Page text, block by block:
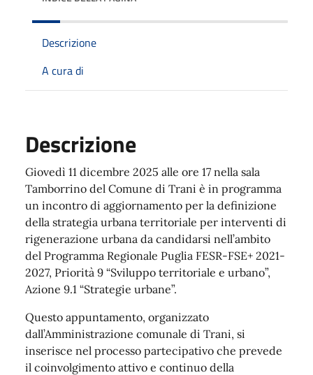
Descrizione
A cura di
Descrizione
Giovedì 11 dicembre 2025 alle ore 17 nella sala
Tamborrino del Comune di Trani è in programma
un incontro di aggiornamento per la definizione
della strategia urbana territoriale per interventi di
rigenerazione urbana da candidarsi nell’ambito
del Programma Regionale Puglia FESR-FSE+ 2021-
2027, Priorità 9 “Sviluppo territoriale e urbano”,
Azione 9.1 “Strategie urbane”.
Questo appuntamento, organizzato
dall’Amministrazione comunale di Trani, si
inserisce nel processo partecipativo che prevede
il coinvolgimento attivo e continuo della